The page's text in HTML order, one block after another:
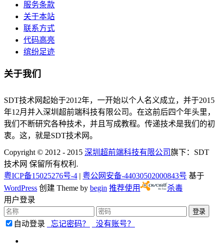
服务条款
关于本站
联系方式
代码高亮
缤纷足迹
关于我们
SDT技术网起始于2012年，一开始以个人名义成立，并于2015
年12月并入深圳超前端科技有限公司。在这前后四个年头里，
我们不断研究各种技术，并且写成教程。传递技术是我们的初
衷。这，就是SDT技术网。
Copyright © 2012 - 2015 深圳超前端科技有限公司旗下：SDT
技术网 保留所有权利.
粤ICP备15025276号-4 | 粤公网安备-44030502000843号 基于
WordPress 创建 Theme by begin 推荐使用
杀毒
用户登录
自动登录 忘记密码？ 没有账号？